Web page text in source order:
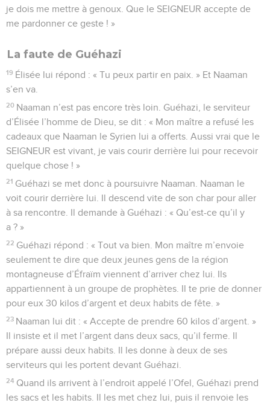
je dois me mettre à genoux. Que le SEIGNEUR accepte de
me pardonner ce geste ! »
La faute de Guéhazi
19 Élisée lui répond : « Tu peux partir en paix. » Et Naaman
s’en va.
20 Naaman n’est pas encore très loin. Guéhazi, le serviteur
d’Élisée l’homme de Dieu, se dit : « Mon maître a refusé les
cadeaux que Naaman le Syrien lui a offerts. Aussi vrai que le
SEIGNEUR est vivant, je vais courir derrière lui pour recevoir
quelque chose ! »
21 Guéhazi se met donc à poursuivre Naaman. Naaman le
voit courir derrière lui. Il descend vite de son char pour aller
à sa rencontre. Il demande à Guéhazi : « Qu’est-ce qu’il y
a ? »
22 Guéhazi répond : « Tout va bien. Mon maître m’envoie
seulement te dire que deux jeunes gens de la région
montagneuse d’Éfraïm viennent d’arriver chez lui. Ils
appartiennent à un groupe de prophètes. Il te prie de donner
pour eux 30 kilos d’argent et deux habits de fête. »
23 Naaman lui dit : « Accepte de prendre 60 kilos d’argent. »
Il insiste et il met l’argent dans deux sacs, qu’il ferme. Il
prépare aussi deux habits. Il les donne à deux de ses
serviteurs qui les portent devant Guéhazi.
24 Quand ils arrivent à l’endroit appelé l’Ofel, Guéhazi prend
les sacs et les habits. Il les met chez lui, puis il renvoie les